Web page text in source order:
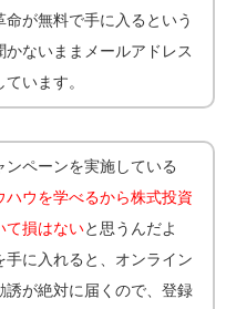
が無料で手に入るという
かないままメールアドレス
います。
ペーンを実施している
ハウを学べるから株式投資
て損はないと思うんだよ
手に入れると、オンライン
誘が絶対に届くので、登録